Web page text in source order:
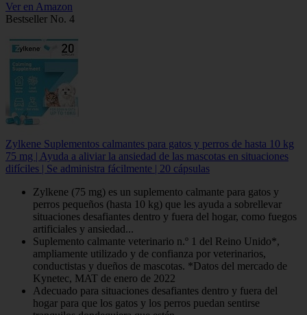
Ver en Amazon
Bestseller No. 4
Zylkene Suplementos calmantes para gatos y perros de hasta 10 kg
75 mg | Ayuda a aliviar la ansiedad de las mascotas en situaciones
difíciles | Se administra fácilmente | 20 cápsulas
Zylkene (75 mg) es un suplemento calmante para gatos y
perros pequeños (hasta 10 kg) que les ayuda a sobrellevar
situaciones desafiantes dentro y fuera del hogar, como fuegos
artificiales y ansiedad...
Suplemento calmante veterinario n.º 1 del Reino Unido*,
ampliamente utilizado y de confianza por veterinarios,
conductistas y dueños de mascotas. *Datos del mercado de
Kynetec, MAT de enero de 2022
Adecuado para situaciones desafiantes dentro y fuera del
hogar para que los gatos y los perros puedan sentirse